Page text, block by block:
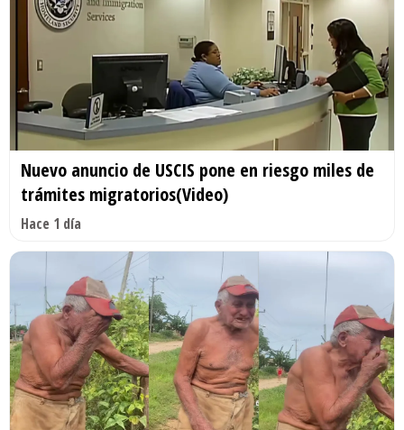
Nuevo anuncio de USCIS pone en riesgo miles de
trámites migratorios(Video)
Hace 1 día